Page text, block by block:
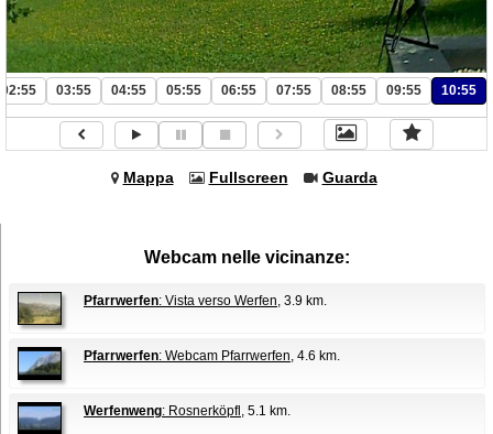
02:55 03:55 04:55 05:55 06:55 07:55 08:55 09:55 10:55
Mappa Fullscreen Guarda
Webcam nelle vicinanze:
Pfarrwerfen: Vista verso Werfen, 3.9 km.
Pfarrwerfen: Webcam Pfarrwerfen, 4.6 km.
Werfenweng: Rosnerköpfl , 5.1 km.